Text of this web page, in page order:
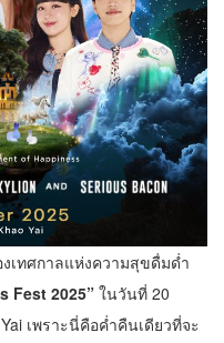
เทศกาลแห่งความสุขดื่มด่ำ
Fest 2025” ในวันที่ 20
เพราะนี่คือค่ำคืนเดียวที่จะ